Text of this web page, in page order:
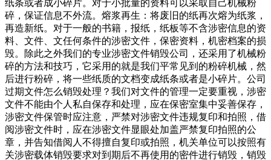
纸条或者成小碎片。对于小批量的资料可以采取自己机械粉
碎，保证信息不外流。熔浆再生：将废旧的纸再次熔为纸浆，
再造新纸。对于一般的书籍，报纸，纸板等不含涉密信息的资
料、文件、文任何条件的涉密文件，保密资料，机密档案的损
毁。除此之外我们的专业涉密文件销毁公司，还采用了机械粉
碎的方法和技巧，它采用的就是我们平常见到的粉碎机械，然
后进行粉碎，将一些纸质的文档变成纸条或者是小碎片。公司
过期文件怎么销毁处理？我们对文件的管理一定要重视，涉密
文件不能由个人私自保存和处理，应在保密室集中妥善保存，
涉密文件保管时应注意，严禁对涉密文件违规复印和拍照，借
阅涉密文件时，应在涉密文件显眼处加盖严禁复印拍照的公
章，并告知借阅人不得擅自复印或拍照，机关单位可以按照有
关涉密载体销毁要求对到期后不再使用的密件进行销毁，销毁